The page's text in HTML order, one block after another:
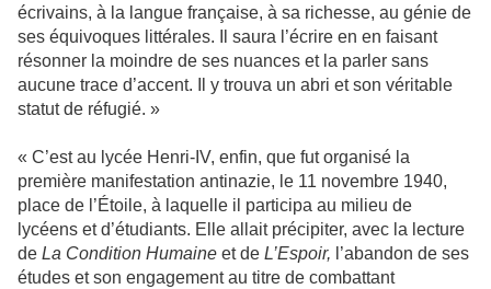
écrivains, à la langue française, à sa richesse, au génie de
ses équivoques littérales. Il saura l’écrire en en faisant
résonner la moindre de ses nuances et la parler sans
aucune trace d’accent. Il y trouva un abri et son véritable
statut de réfugié. »
« C’est au lycée Henri-IV, enfin, que fut organisé la
première manifestation antinazie, le 11 novembre 1940,
place de l’Étoile, à laquelle il participa au milieu de
lycéens et d’étudiants. Elle allait précipiter, avec la lecture
de La Condition Humaine et de L’Espoir, l’abandon de ses
études et son engagement au titre de combattant